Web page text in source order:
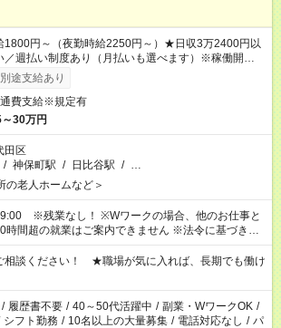
1800円～（夜勤時給2250円～）★日収3万2400円以
週払い制度あり（月払いも選べます）※稼働開始時
了次第のお支払いとなります。
途支給あり
費支給※規定有
30万円
田区
/ 神保町駅 / 日比谷駅 / …
の老人ホームなど＞
し！ ※Wワークの場合、他のお仕事と
時間超の就業はご案内できません ※法令に基づき、
上勤務は社会保険への加入対象となります ※労働者
雇い派遣の原則禁止）により、短時間・短期間の就
が難しい場合があります
相談ください！ ★職場が気に入れば、長期でも働け
/ 履歴書不要 / 40～50代活躍中 / 副業・WワークOK /
シフト勤務 / 10名以上の大量募集 / 電話対応なし / パ